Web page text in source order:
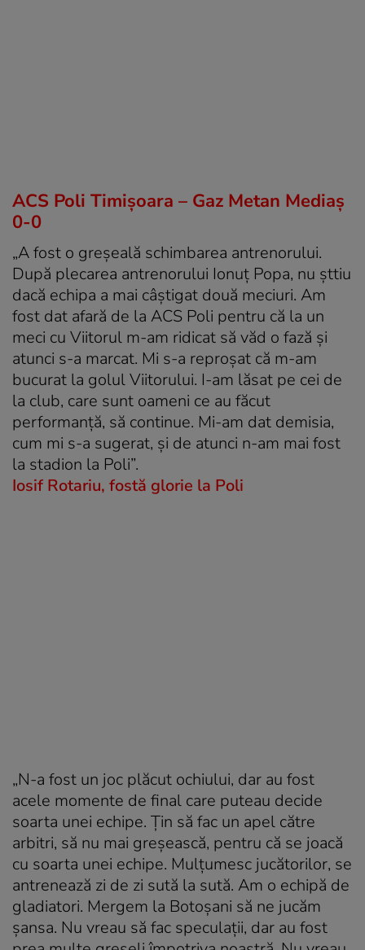
ACS Poli Timișoara – Gaz Metan Mediaş
0-0
„A fost o greșeală schimbarea antrenorului.
După plecarea antrenorului Ionuț Popa, nu șttiu
dacă echipa a mai câștigat două meciuri. Am
fost dat afară de la ACS Poli pentru că la un
meci cu Viitorul m-am ridicat să văd o fază și
atunci s-a marcat. Mi s-a reproșat că m-am
bucurat la golul Viitorului. I-am lăsat pe cei de
la club, care sunt oameni ce au făcut
performanță, să continue. Mi-am dat demisia,
cum mi s-a sugerat, și de atunci n-am mai fost
la stadion la Poli”.
Iosif Rotariu, fostă glorie la Poli
„N-a fost un joc plăcut ochiului, dar au fost
acele momente de final care puteau decide
soarta unei echipe. Țin să fac un apel către
arbitri, să nu mai greșească, pentru că se joacă
cu soarta unei echipe. Mulțumesc jucătorilor, se
antrenează zi de zi sută la sută. Am o echipă de
gladiatori. Mergem la Botoșani să ne jucăm
șansa. Nu vreau să fac speculații, dar au fost